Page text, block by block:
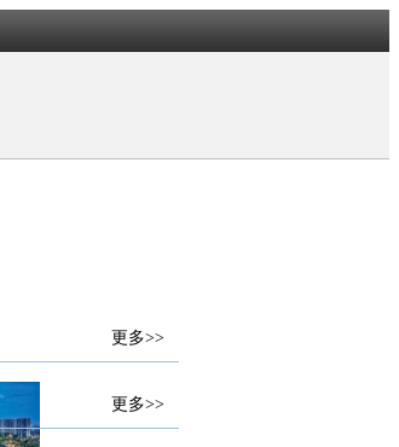
更多>>
更多>>